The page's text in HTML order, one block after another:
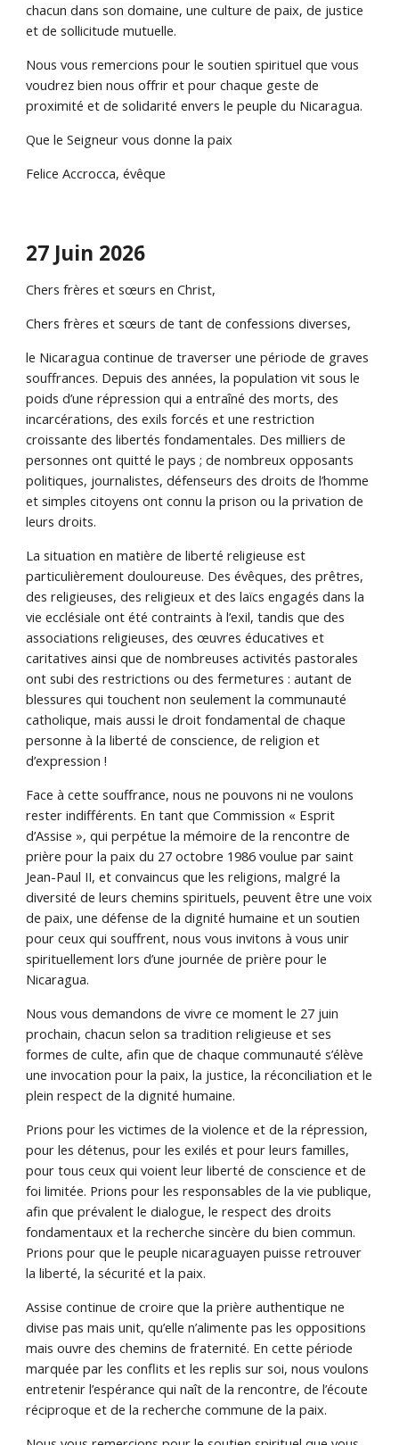
chacun dans son domaine, une culture de paix, de justice
et de sollicitude mutuelle.
Nous vous remercions pour le soutien spirituel que vous
voudrez bien nous offrir et pour chaque geste de
proximité et de solidarité envers le peuple du Nicaragua.
Que le Seigneur vous donne la paix
Felice Accrocca, évêque
27 Juin 2026
Chers frères et sœurs en Christ,
Chers frères et sœurs de tant de confessions diverses,
le Nicaragua continue de traverser une période de graves
souffrances. Depuis des années, la population vit sous le
poids d’une répression qui a entraîné des morts, des
incarcérations, des exils forcés et une restriction
croissante des libertés fondamentales. Des milliers de
personnes ont quitté le pays ; de nombreux opposants
politiques, journalistes, défenseurs des droits de l’homme
et simples citoyens ont connu la prison ou la privation de
leurs droits.
La situation en matière de liberté religieuse est
particulièrement douloureuse. Des évêques, des prêtres,
des religieuses, des religieux et des laïcs engagés dans la
vie ecclésiale ont été contraints à l’exil, tandis que des
associations religieuses, des œuvres éducatives et
caritatives ainsi que de nombreuses activités pastorales
ont subi des restrictions ou des fermetures : autant de
blessures qui touchent non seulement la communauté
catholique, mais aussi le droit fondamental de chaque
personne à la liberté de conscience, de religion et
d’expression !
Face à cette souffrance, nous ne pouvons ni ne voulons
rester indifférents. En tant que Commission « Esprit
d’Assise », qui perpétue la mémoire de la rencontre de
prière pour la paix du 27 octobre 1986 voulue par saint
Jean-Paul II, et convaincus que les religions, malgré la
diversité de leurs chemins spirituels, peuvent être une voix
de paix, une défense de la dignité humaine et un soutien
pour ceux qui souffrent, nous vous invitons à vous unir
spirituellement lors d’une journée de prière pour le
Nicaragua.
Nous vous demandons de vivre ce moment le 27 juin
prochain, chacun selon sa tradition religieuse et ses
formes de culte, afin que de chaque communauté s’élève
une invocation pour la paix, la justice, la réconciliation et le
plein respect de la dignité humaine.
Prions pour les victimes de la violence et de la répression,
pour les détenus, pour les exilés et pour leurs familles,
pour tous ceux qui voient leur liberté de conscience et de
foi limitée. Prions pour les responsables de la vie publique,
afin que prévalent le dialogue, le respect des droits
fondamentaux et la recherche sincère du bien commun.
Prions pour que le peuple nicaraguayen puisse retrouver
la liberté, la sécurité et la paix.
Assise continue de croire que la prière authentique ne
divise pas mais unit, qu’elle n’alimente pas les oppositions
mais ouvre des chemins de fraternité. En cette période
marquée par les conflits et les replis sur soi, nous voulons
entretenir l’espérance qui naît de la rencontre, de l’écoute
réciproque et de la recherche commune de la paix.